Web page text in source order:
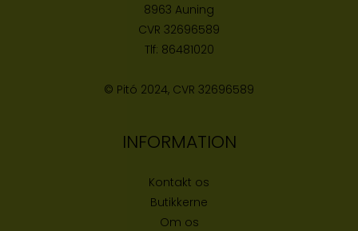
8963 Auning
CVR 32696589
Tlf: 86481020
© Pitó 2024, CVR 32696589
INFORMATION
Kontakt os
Butikkerne
Om os